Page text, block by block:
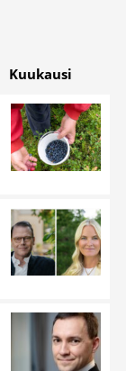
Kuukausi